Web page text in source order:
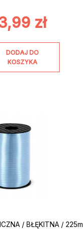
zł
DODAJ DO
KOSZYKA
/ BŁĘKITNA / 225m